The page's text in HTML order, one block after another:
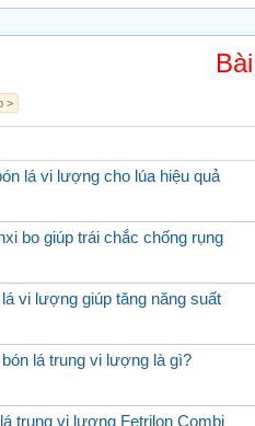
>
lá vi lượng cho lúa hiệu quả
bo giúp trái chắc chống rụng
vi lượng giúp tăng năng suất
lá trung vi lượng là gì?
trung vi lượng Fetrilon Combi